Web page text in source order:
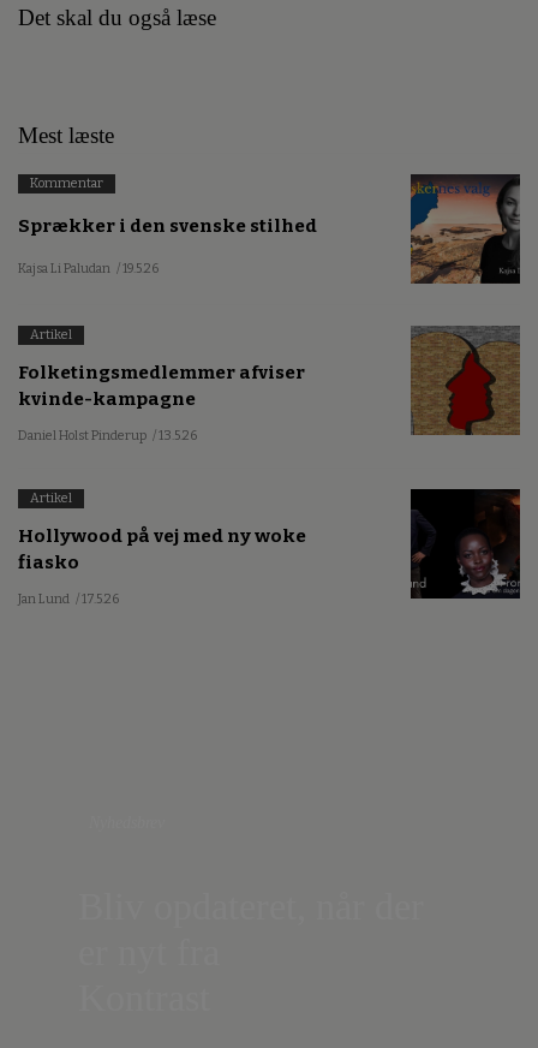
Det skal du også læse
Mest læste
Kommentar
Sprækker i den svenske stilhed
Kajsa Li Paludan / 19.5.26
Artikel
Folketingsmedlemmer afviser
kvinde-kampagne
Daniel Holst Pinderup / 13.5.26
Artikel
Hollywood på vej med ny woke
fiasko
Jan Lund / 17.5.26